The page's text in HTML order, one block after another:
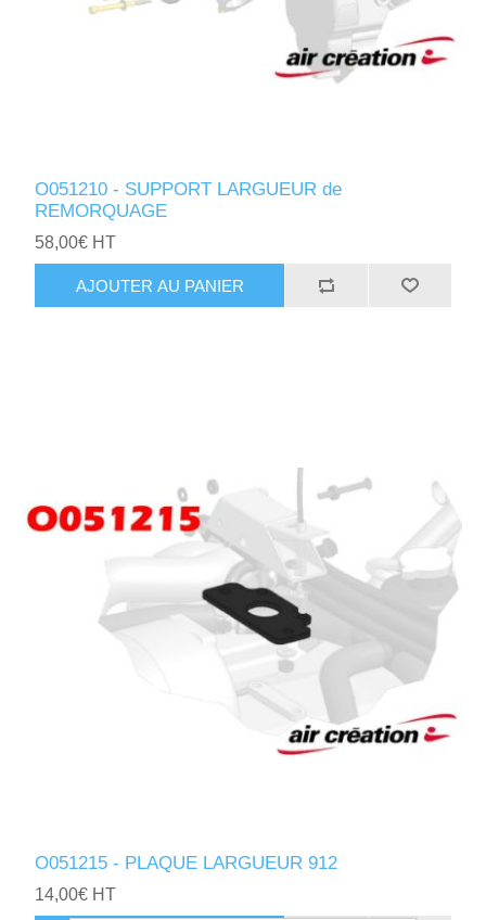
O051210 - SUPPORT LARGUEUR de
REMORQUAGE
58,00€ HT
AJOUTER AU PANIER
O051215 - PLAQUE LARGUEUR 912
14,00€ HT